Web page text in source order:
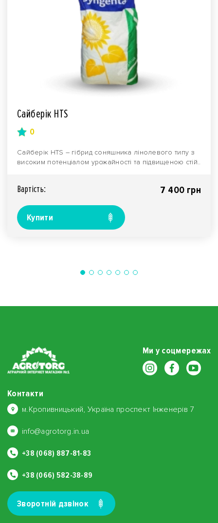
Сайберік HTS
0
Сайберік HTS – гібрид соняшника лінолевого типу з
високим потенціалом урожайності та підвищеною стій..
Вартiсть: 7 400 грн
Купити
Ми у соцмережах
Контакти
м.Кропивницький, Україна проспект Інженерів 7
info@agrotorg.in.ua
+38 (068) 887-81-83
+38 (066) 582-38-89
Зворотнiй дзвiнок